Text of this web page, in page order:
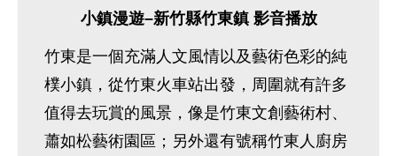
小鎮漫遊–新竹縣竹東鎮 影音播放
竹東是一個充滿人文風情以及藝術色彩的純
樸小鎮，從竹東火車站出發，周圍就有許多
值得去玩賞的風景，像是竹東文創藝術村、
蕭如松藝術園區；另外還有號稱竹東人廚房